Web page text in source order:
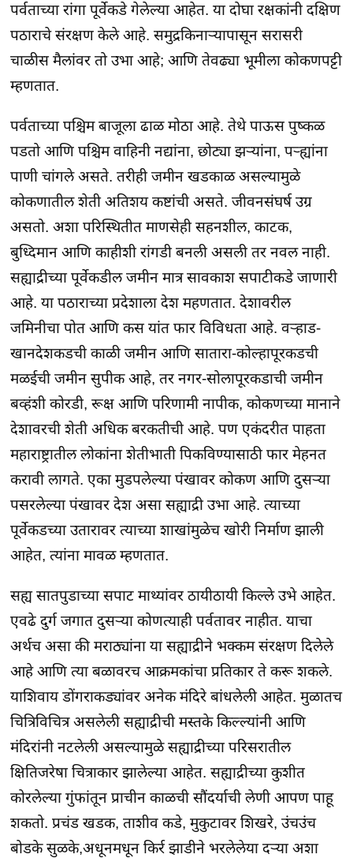
पर्वताच्या रांगा पूर्वेकडे गेलेल्या आहेत. या दोघा रक्षकांनी दक्षिण
पठाराचे संरक्षण केले आहे. समुद्रकिनाऱ्यापासून सरासरी
चाळीस मैलांवर तो उभा आहे; आणि तेवढ्या भूमीला कोकणपट्टी
म्हणतात.
पर्वताच्या पश्चिम बाजूला ढाळ मोठा आहे. तेथे पाऊस पुष्कळ
पडतो आणि पश्चिम वाहिनी नद्यांना, छोट्या झऱ्यांना, पऱ्ह्यांना
पाणी चांगले असते. तरीही जमीन खडकाळ असल्यामुळे
कोकणातील शेती अतिशय कष्टांची असते. जीवनसंघर्ष उग्र
असतो. अशा परिस्थितीत माणसेही सहनशील, काटक,
बुध्दिमान आणि काहीशी रांगडी बनली असली तर नवल नाही.
सह्याद्रीच्या पूर्वेकडील जमीन मात्र सावकाश सपाटीकडे जाणारी
आहे. या पठाराच्या प्रदेशाला देश महणतात. देशावरील
जमिनीचा पोत आणि कस यांत फार विविधता आहे. वऱ्हाड-
खानदेशकडची काळी जमीन आणि सातारा-कोल्हापूरकडची
मळईची जमीन सुपीक आहे, तर नगर-सोलापूरकडाची जमीन
बव्हंशी कोरडी, रूक्ष आणि परिणामी नापीक, कोकणच्या मानाने
देशावरची शेती अधिक बरकतीची आहे. पण एकंदरीत पाहता
महाराष्ट्रातील लोकांना शेतीभाती पिकविण्यासाठी फार मेहनत
करावी लागते. एका मुडपलेल्या पंखावर कोकण आणि दुसऱ्या
पसरलेल्या पंखावर देश असा सह्याद्री उभा आहे. त्याच्या
पूर्वेकडच्या उतारावर त्याच्या शाखांमुळेच खोरी निर्माण झाली
आहेत, त्यांना मावळ म्हणतात.
सह्य सातपुडाच्या सपाट माथ्यांवर ठायीठायी किल्ले उभे आहेत.
एवढे दुर्ग जगात दुसऱ्या कोणत्याही पर्वतावर नाहीत. याचा
अर्थच असा की मराठ्यांना या सह्याद्रीने भक्कम संरक्षण दिलेले
आहे आणि त्या बळावरच आक्रमकांचा प्रतिकार ते करू शकले.
याशिवाय डोंगराकड्यांवर अनेक मंदिरे बांधलेली आहेत. मुळातच
चित्रिविचित्र असलेली सह्याद्रीची मस्तके किल्ल्यांनी आणि
मंदिरांनी नटलेली असल्यामुळे सह्याद्रीच्या परिसरातील
क्षितिजरेषा चित्राकार झालेल्या आहेत. सह्याद्रीच्या कुशीत
कोरलेल्या गुंफांतून प्राचीन काळची सौंदर्याची लेणी आपण पाहू
शकतो. प्रचंड खडक, ताशीव कडे, मुकुटावर शिखरे, उंच‍उंच
बोडके सुळके,अधूनमधून किर्र झाडीने भरलेलेया दऱ्या अशा